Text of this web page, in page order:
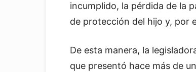
incumplido, la pérdida de la
de protección del hijo y, por
De esta manera, la
que presentó hace más de